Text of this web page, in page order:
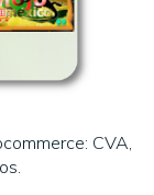
CVA,